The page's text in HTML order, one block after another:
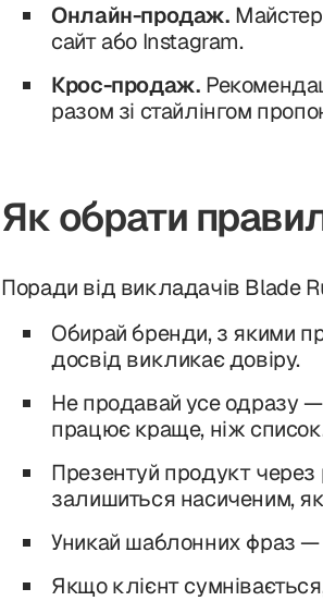
Онлайн-продаж.
сайт або Instagram.
Крос-продаж.
разом зі стайлінгом
Як обрати
Поради від викладачів Blade
Обирай бренди, з якими
досвід викликає довіру.
Не продавай усе одразу
працює краще, ніж
Презентуй продукт
залишиться насиченим,
Уникай шаблонних фраз —
Якщо клієнт